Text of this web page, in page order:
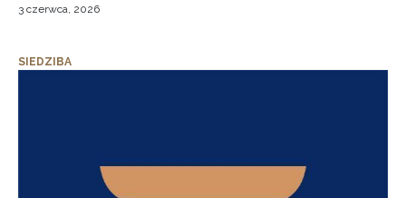
3 czerwca, 2026
SIEDZIBA